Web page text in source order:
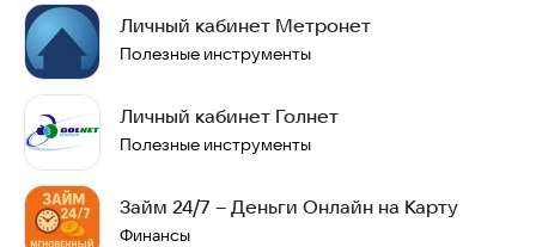
Личный кабинет Метронет
Полезные инструменты
Личный кабинет Голнет
Полезные инструменты
Займ 24/7 – Деньги Онлайн на Карту
Финансы